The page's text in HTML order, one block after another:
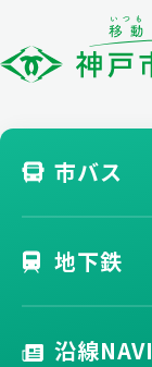
市バス
地下鉄
沿線NAVI